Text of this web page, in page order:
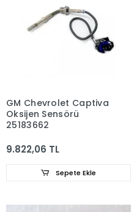
GM Chevrolet Captiva
Oksijen Sensörü
25183662
9.822,06 TL
Sepete Ekle